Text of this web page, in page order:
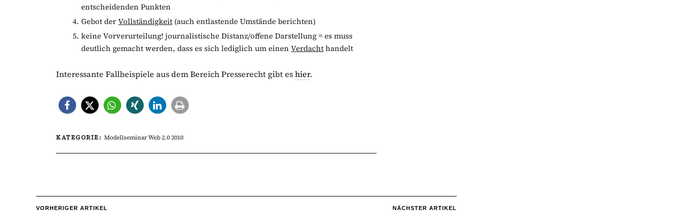
entscheidenden Punkten
Gebot derVollständigkeit (auch entlastende Umstände berichten)
keine Vorverurteilung! journalistische Distanz/offene Darstellung = es muss
deutlich gemacht werden, dass es sich lediglich um einenVerdachthandelt
Interessante Fallbeispiele aus dem Bereich Presserecht gibt eshier.
KATEGORIE: Modellseminar Web 2.0 2010
VORHERIGER ARTIKEL NÄCHSTER ARTIKEL